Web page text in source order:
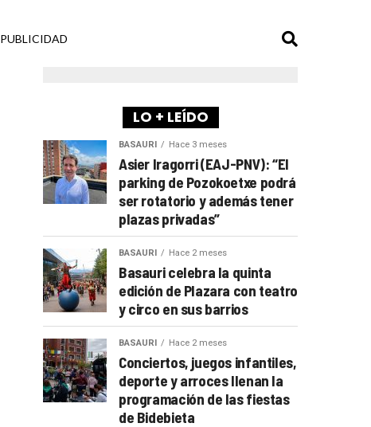
PUBLICIDAD
LO + LEÍDO
BASAURI Hace 3 meses
Asier Iragorri (EAJ-PNV): “El
parking de Pozokoetxe podrá
ser rotatorio y además tener
plazas privadas”
BASAURI Hace 2 meses
Basauri celebra la quinta
edición de Plazara con teatro
y circo en sus barrios
BASAURI Hace 2 meses
Conciertos, juegos infantiles,
deporte y arroces llenan la
programación de las fiestas
de Bidebieta